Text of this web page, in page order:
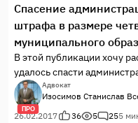
Спасение
штрафа в размере
муниципального
В этой публикации хочу
удалось спасти
от административного
бюджета этого
администрации – от
ПРО
Адвокат
Изосимов Станислав
26.02.2017
36 5 255